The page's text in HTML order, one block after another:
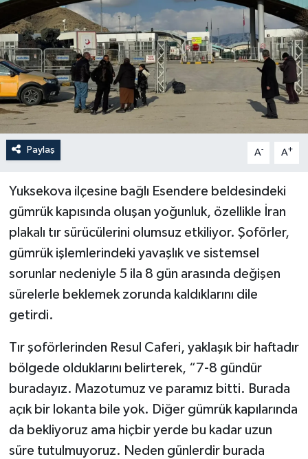
Paylaş A- A+
Yuksekova ilçesine bağlı Esendere beldesindeki
gümrük kapısında oluşan yoğunluk, özellikle İran
plakalı tır sürücülerini olumsuz etkiliyor. Şoförler,
gümrük işlemlerindeki yavaşlık ve sistemsel
sorunlar nedeniyle 5 ila 8 gün arasında değişen
sürelerle beklemek zorunda kaldıklarını dile
getirdi.
Tır şoförlerinden Resul Caferi, yaklaşık bir haftadır
bölgede olduklarını belirterek, “7-8 gündür
buradayız. Mazotumuz ve paramız bitti. Burada
açık bir lokanta bile yok. Diğer gümrük kapılarında
da bekliyoruz ama hiçbir yerde bu kadar uzun
süre tutulmuyoruz. Neden günlerdir burada
Yaşam